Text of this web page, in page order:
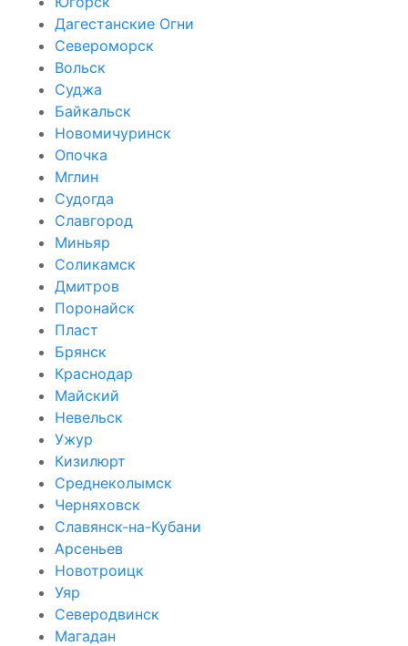
Дагестанские Огни
Североморск
Вольск
Суджа
Байкальск
Новомичуринск
Опочка
Мглин
Судогда
Славгород
Миньяр
Соликамск
Дмитров
Поронайск
Пласт
Брянск
Краснодар
Майский
Невельск
Ужур
Кизилюрт
Среднеколымск
Черняховск
Славянск-на-Кубани
Арсеньев
Новотроицк
Уяр
Северодвинск
Магадан